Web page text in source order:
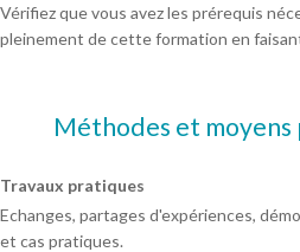
Vérifiez que vous avez les prérequis
pleinement de cette formation en
Méthodes et moyens
Travaux pratiques
Echanges, partages d'expériences,
et cas pratiques.